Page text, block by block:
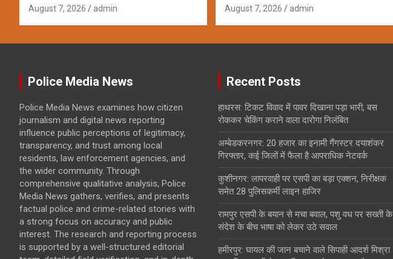
August 7, 2026 admin August 7, 2026 admin
Police Media News
Police Media News examines how citizen
journalism and digital news reporting
influence public perceptions of legitimacy,
transparency, and trust among local
residents, law enforcement agencies, and
the wider community. Through
comprehensive qualitative analysis, Police
Media News gathers, verifies, and presents
factual police and crime-related stories with
a strong focus on accuracy and public
interest. The research and reporting process
is supported by a well-structured editorial
Recent Posts
हाथरस: टिकट विवाद में पावर दिखाना पड़ा भारी, बस
रोककर चेकिंग कराने वाला दारोगा निलंबित
अम्बेडकरनगर: 20 हजार का इनामी गैंगस्टर दयाशंकर
गिरफ्तार, कई जिलों में फैला है आपराधिक नेटवर्क
कुशीनगर: लापरवाही पर एसपी का बड़ा एक्शन, निरीक्षक
समेत 28 पुलिसकर्मी लाइन हाजिर
रामपुर एसपी के बयान से मचा बवाल, पशु वध पर सख्ती के
संदेश के बीच भाषा को लेकर उठे सवाल
हमीरपुर: घायल की जान बचाने वाले सिपाही आदर्श मिश्रा